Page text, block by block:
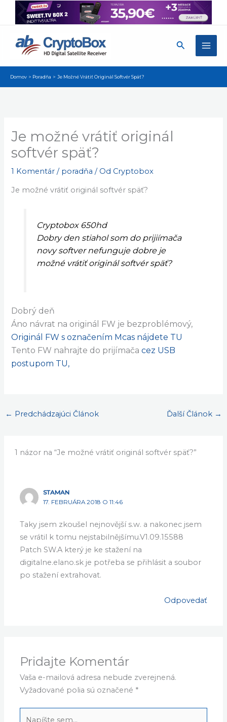
Preskočiť
Hľadať
Domov Poradňa Je Možné Vrátiť Originál Softvér Späť?
Je možné vrátiť originál
softvér späť?
1 Komentár / poradňa / Od Cryptobox
Je možné vrátiť originál softvér späť?
Cryptobox 650hd
Dobry den stiahol som do prijiímača
novy softver nefunguje dobre je
možné vrátiť originál softvér späť?
Dobrý deň
Áno návrat na originál FW je bezproblémový,
Originál FW s označením Mcas nájdete TU
Tento FW nahrajte do prijímača cez USB
postupom TU,
← Predchádzajúci Článok Ďalší Článok →
1 názor na “Je možné vrátiť originál softvér späť?”
STAMAN
17. FEBRUÁRA 2018 O 11:46
Taky jsem zkoušel nejnovější s.w. a nakonec jsem
se vrátil k tomu nejstabilnějšímu.V1.09.15588
Patch SW.A který je ke stažení na
digitalne.elano.sk je potřeba se přihlásit a soubor
po stažení extrahovat.
Odpovedať
Pridajte Komentár
Vaša e-mailová adresa nebude zverejnená.
Vyžadované polia sú označené *